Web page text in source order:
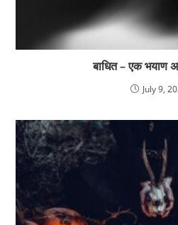
बाधित – एक भयाण
July 9,